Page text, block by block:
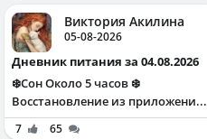
Виктория Акилина
05-08-2026
Дневник питания за 04.08.2026
❄️Сон Около 5 часов ❄️
Восстановление из приложени...
7
65